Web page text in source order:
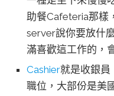
助餐Cafeteria那樣
server說你要放什
滿喜歡這工作的，
Cashier就是收銀員
職位，大部份是美